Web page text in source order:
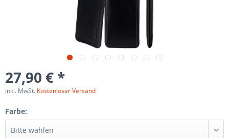
27,90 € *
inkl. MwSt. Kostenloser Versand
Farbe: